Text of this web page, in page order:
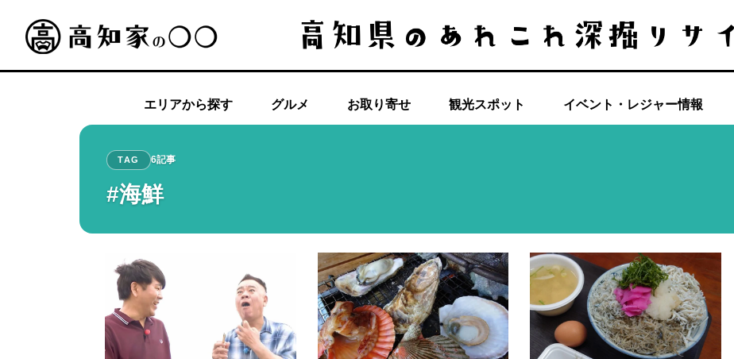
エリアから探す グルメ お取り寄せ 観光スポット イベント・レジャー情報
TAG 6記事
#海鮮